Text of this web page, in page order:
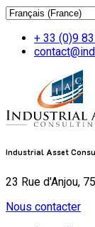
+ 33 (0)9
Industrial Asset
23 Rue d'Anjou,
Nous contacter